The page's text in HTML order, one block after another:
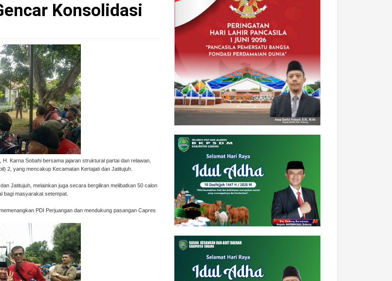
Konsolidasi
Karna Sobahi bersama jajaran struktural partai dan relawan,
2, yang mencakup Kecamatan Kertajati dan Jatitujuh.
Jatitujuh, melainkan juga secara bergiliran melibatkan 50 calon
bagi masyarakat setempat.
PDI Perjuangan dan mendukung pasangan Capres